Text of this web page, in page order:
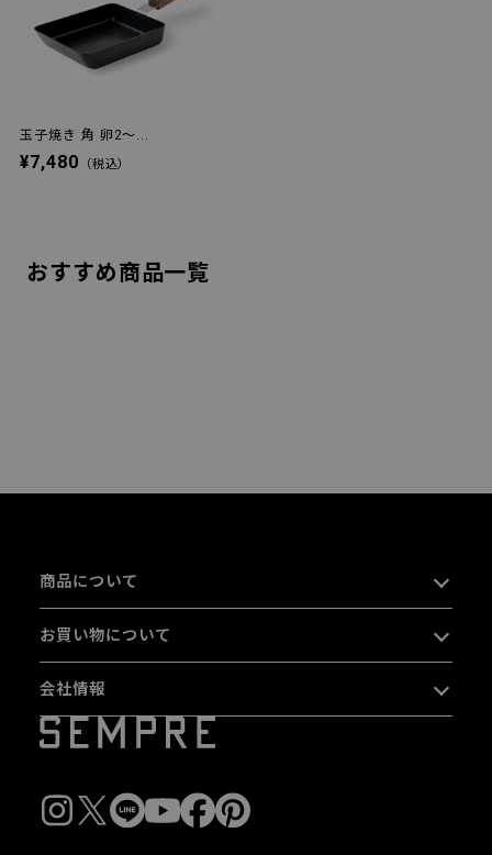
玉子焼き 角 卵2～...
¥7,480 （税込）
おすすめ商品一覧
商品について
お買い物について
会社情報